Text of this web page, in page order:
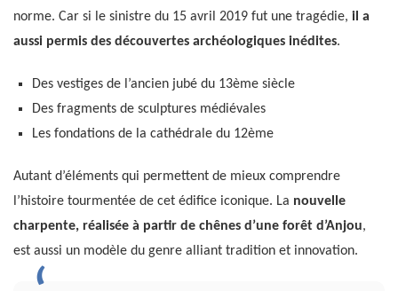
norme. Car si le sinistre du 15 avril 2019 fut une tragédie, il a
aussi permis des découvertes archéologiques inédites.
Des vestiges de l’ancien jubé du 13ème siècle
Des fragments de sculptures médiévales
Les fondations de la cathédrale du 12ème
Autant d’éléments qui permettent de mieux comprendre
l’histoire tourmentée de cet édifice iconique. La nouvelle
charpente, réalisée à partir de chênes d’une forêt d’Anjou,
est aussi un modèle du genre alliant tradition et innovation.